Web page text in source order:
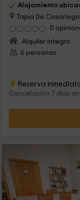
Alojamiento
Tapia De
0
Alquiler íntegro
6 personas
Reserva
Cancelación 7 días